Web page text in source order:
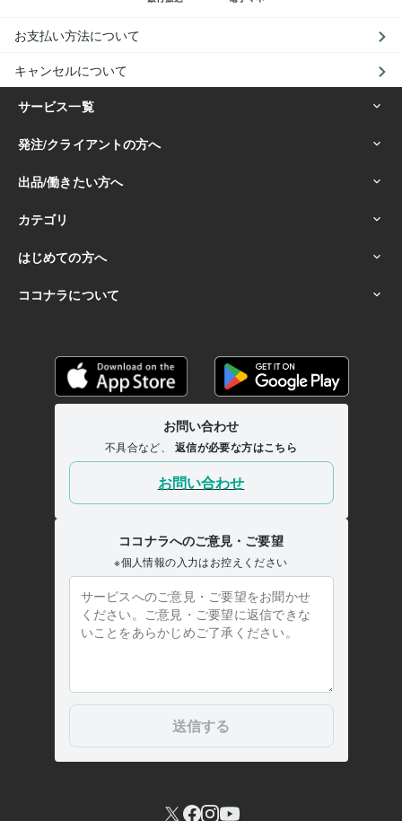
お支払い方法について
キャンセルについて